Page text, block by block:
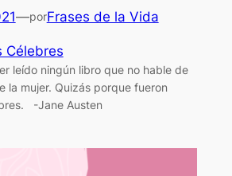
—porFrases de la Vida
Célebres
leído ningún libro que no hable de
la mujer. Quizás porque fueron
-Jane Austen